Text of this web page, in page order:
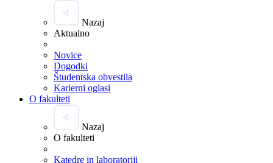
Nazaj
Aktualno
Novice
Dogodki
Študentska obvestila
Karierni oglasi
O fakulteti
Nazaj
O fakulteti
Katedre in laboratoriji